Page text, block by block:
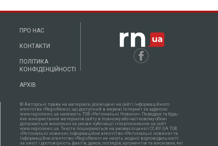
ПРО НАС
КОНТАКТИ
ПОЛІТИКА
КОНФІДЕНЦІЙНОСТІ
АРХІВ
© Авторські права на матеріали, розміщені на сайті Інформаційного
агентства «RegioNews», що доступний в мережі Інтернет за адресою:
www.regionews.ua належать ТОВ «Регіональні Новини». Передрук та будь-
яке використання матеріалів сайту в повному або частковому об'ємі
допускається виключно за умови публікації гіперпосилання на сайт
www.regionews.ua. Тексти поширюються нa умовах ліцензії CC-BY-SA ТОВ
«Регіональні новини», Інформаційне агентство «Регіональні новини» та
Інформаційне агентство «RegioNews» не несуть жодної відповідальності
за зміст і достовірність фактів, думок, поглядів, аргументів та висновки, які